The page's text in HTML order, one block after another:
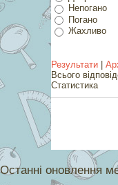
Непогано
Погано
Жахливо
Результати
Всього
Статистика
Останні оновлення